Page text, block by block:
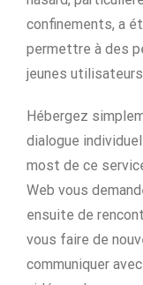
confinements, a
permettre à des
jeunes
Hébergez
dialogue
most de ce
Web vous
ensuite de
vous faire de
communiquer